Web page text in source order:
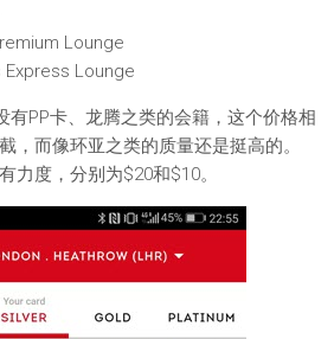
Lounge
Express Lounge
有PP卡、龙腾之类的会籍，这个价格相
，而像环亚之类的质量还是挺高的。
力度，分别为$20和$10。